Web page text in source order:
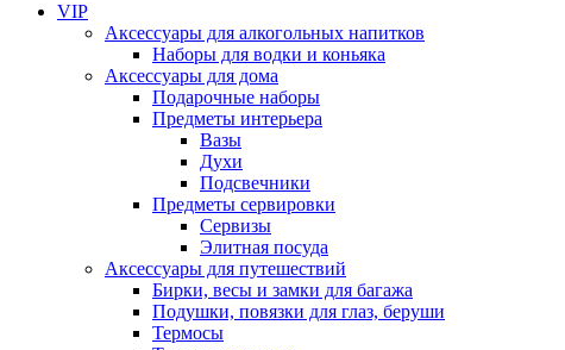
VIP
Аксессуары для алкогольных напитков
Наборы для водки и коньяка
Аксессуары для дома
Подарочные наборы
Предметы интерьера
Вазы
Духи
Подсвечники
Предметы сервировки
Сервизы
Элитная посуда
Аксессуары для путешествий
Бирки, весы и замки для багажа
Подушки, повязки для глаз, беруши
Термосы